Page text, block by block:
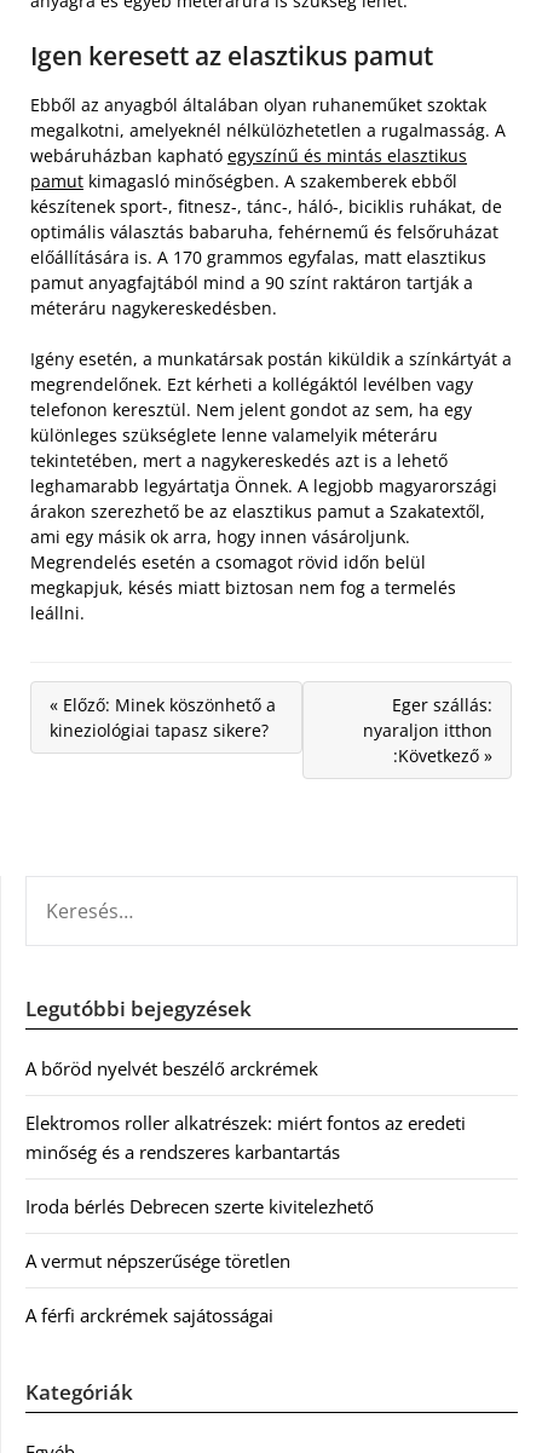
Igen keresett az elasztikus pamut
Ebből az anyagból általában olyan ruhaneműket szoktak
megalkotni, amelyeknél nélkülözhetetlen a rugalmasság. A
webáruházban kapható egyszínű és mintás elasztikus
pamut kimagasló minőségben. A szakemberek ebből
készítenek sport-, fitnesz-, tánc-, háló-, biciklis ruhákat, de
optimális választás babaruha, fehérnemű és felsőruházat
előállítására is. A 170 grammos egyfalas, matt elasztikus
pamut anyagfajtából mind a 90 színt raktáron tartják a
méteráru nagykereskedésben.
Igény esetén, a munkatársak postán kiküldik a színkártyát a
megrendelőnek. Ezt kérheti a kollégáktól levélben vagy
telefonon keresztül. Nem jelent gondot az sem, ha egy
különleges szükséglete lenne valamelyik méteráru
tekintetében, mert a nagykereskedés azt is a lehető
leghamarabb legyártatja Önnek. A legjobb magyarországi
árakon szerezhető be az elasztikus pamut a Szakatextől,
ami egy másik ok arra, hogy innen vásároljunk.
Megrendelés esetén a csomagot rövid időn belül
megkapjuk, késés miatt biztosan nem fog a termelés
leállni.
« Előző: Minek köszönhető a
kineziológiai tapasz sikere?
Eger szállás:
nyaraljon itthon
:Következő »
Legutóbbi bejegyzések
A bőröd nyelvét beszélő arckrémek
Elektromos roller alkatrészek: miért fontos az eredeti
minőség és a rendszeres karbantartás
Iroda bérlés Debrecen szerte kivitelezhető
A vermut népszerűsége töretlen
A férfi arckrémek sajátosságai
Kategóriák